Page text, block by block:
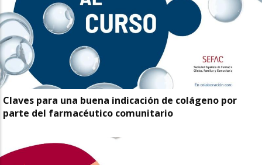
Claves para una buena indicación de colágeno por
parte del farmacéutico comunitario